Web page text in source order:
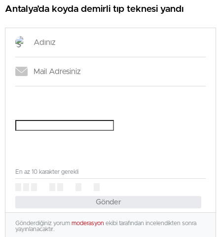
Antalya’da koyda demirli tıp teknesi yandı
Gönder
En az 10 karakter gerekli
Gönderdiğiniz yorum moderasyon ekibi tarafından incelendikten sonra
yayınlanacaktır.